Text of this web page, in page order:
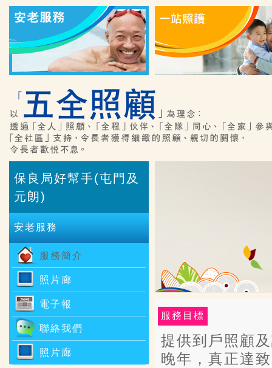
保良局好幫手(屯門及
元朗)
安老服務
服務簡介
照片廊
電子報
聯絡我們
照片廊
服務目標
提供到戶照顧
晚年，真正達